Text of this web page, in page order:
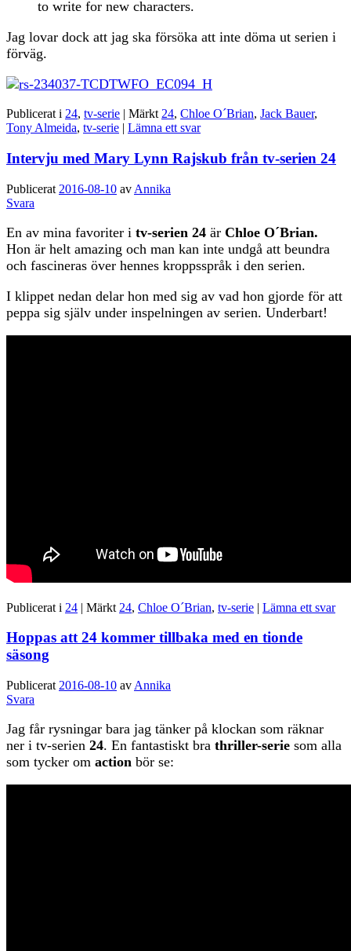
to write for new characters.
Jag lovar dock att jag ska försöka att inte döma ut serien i
förväg.
Publicerat i 24, tv-serie | Märkt 24, Chloe O´Brian, Jack Bauer,
Tony Almeida, tv-serie | Lämna ett svar
Intervju med Mary Lynn Rajskub från tv-serien 24
Publicerat 2016-08-10 av Annika
Svara
En av mina favoriter i tv-serien 24 är Chloe O´Brian.
Hon är helt amazing och man kan inte undgå att beundra
och fascineras över hennes kroppsspråk i den serien.
I klippet nedan delar hon med sig av vad hon gjorde för att
peppa sig själv under inspelningen av serien. Underbart!
Publicerat i 24 | Märkt 24, Chloe O´Brian, tv-serie | Lämna ett svar
Hoppas att 24 kommer tillbaka med en tionde
säsong
Publicerat 2016-08-10 av Annika
Svara
Jag får rysningar bara jag tänker på klockan som räknar
ner i tv-serien 24. En fantastiskt bra thriller-serie som alla
som tycker om action bör se: